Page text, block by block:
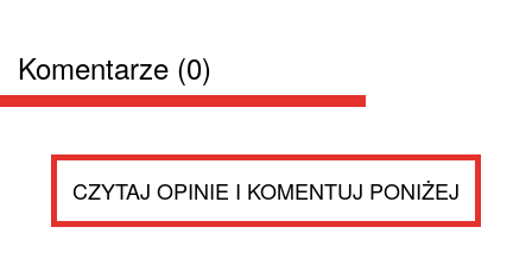
Komentarze (0)
CZYTAJ OPINIE I KOMENTUJ PONIŻEJ